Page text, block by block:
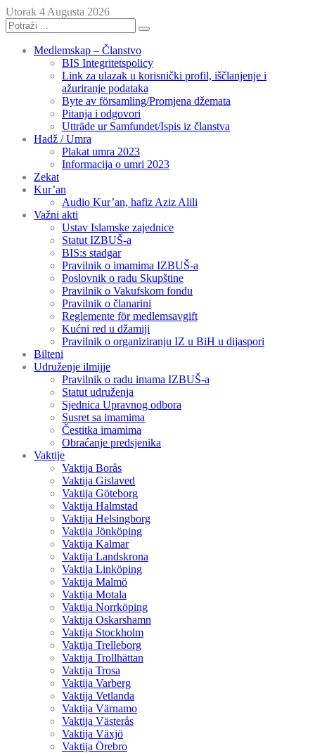
Utorak 4 Augusta 2026
Medlemskap – Članstvo
BIS Integritetspolicy
Link za ulazak u korisnički profil, iščlanjenje i
ažuriranje podataka
Byte av församling/Promjena džemata
Pitanja i odgovori
Utträde ur Samfundet/Ispis iz članstva
Hadž / Umra
Plakat umra 2023
Informacija o umri 2023
Zekat
Kur’an
Audio Kur’an, hafiz Aziz Alili
Važni akti
Ustav Islamske zajednice
Statut IZBUŠ-a
BIS:s stadgar
Pravilnik o imamima IZBUŠ-a
Poslovnik o radu Skupštine
Pravilnik o Vakufskom fondu
Pravilnik o članarini
Reglemente för medlemsavgift
Kućni red u džamiji
Pravilnik o organiziranju IZ u BiH u dijaspori
Bilteni
Udruženje ilmijje
Pravilnik o radu imama IZBUŠ-a
Statut udruženja
Sjednica Upravnog odbora
Susret sa imamima
Čestitka imamima
Obraćanje predsjenika
Vaktije
Vaktija Borås
Vaktija Gislaved
Vaktija Göteborg
Vaktija Halmstad
Vaktija Helsingborg
Vaktija Jönköping
Vaktija Kalmar
Vaktija Landskrona
Vaktija Linköping
Vaktija Malmö
Vaktija Motala
Vaktija Norrköping
Vaktija Oskarshamn
Vaktija Stockholm
Vaktija Trelleborg
Vaktija Trollhättan
Vaktija Trosa
Vaktija Varberg
Vaktija Vetlanda
Vaktija Värnamo
Vaktija Västerås
Vaktija Växjö
Vaktija Örebro